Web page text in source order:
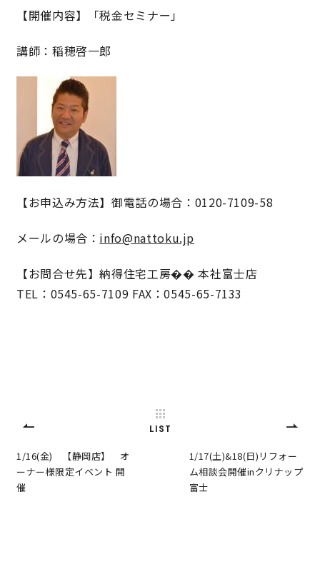
100年点検住宅
快適な室内環境へのこだわり
生涯続く安心のアフターフォロー
ラインナップ
Groovin’
【開催内容】「税金セミナー」
講師：稲穂啓一郎
【お申込み方法】御電話の場合：0120-7109-58
メールの場合： info@nattoku.jp
【お問合せ先】納得住宅工房�� 本社富士店
TEL：0545-65-7109 FAX：0545-65-7133
1/16(金) 【静岡店】 オ
ーナー様限定イベント 開
催
LIST
1/17(土)&18(日)リフォー
ム相談会開催inクリナップ
富士